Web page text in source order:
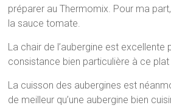
préparer au Thermomix. Pour ma
la sauce tomate.
La chair de l’aubergine est excellente
consistance bien particulière à ce
La cuisson des aubergines est
de meilleur qu’une aubergine bien